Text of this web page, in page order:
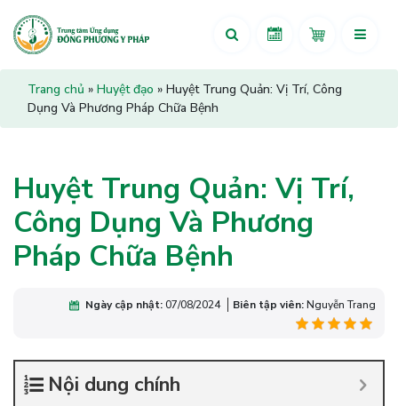
Trang chủ » Huyệt đạo » Huyệt Trung Quản: Vị Trí, Công
Dụng Và Phương Pháp Chữa Bệnh
Huyệt Trung Quản: Vị Trí,
Công Dụng Và Phương
Pháp Chữa Bệnh
Ngày cập nhật:07/08/2024 Biên tập viên:Nguyễn Trang
Nội dung chính